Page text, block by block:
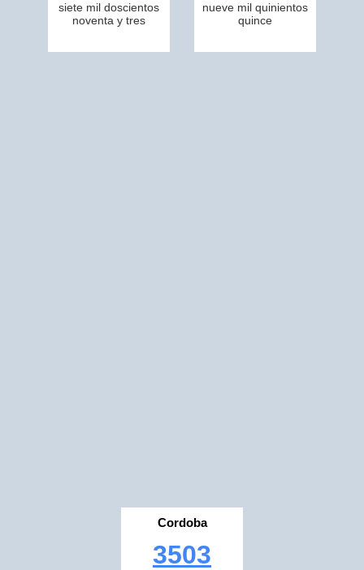
siete mil doscientos
noventa y tres
nueve mil quinientos
quince
Cordoba
3503